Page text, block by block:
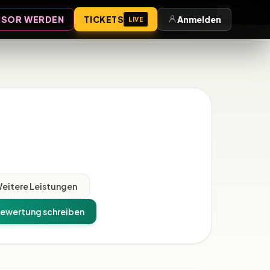
Anmelden
WERDEN TICKETS LIVE Anmelden
Leistungen
schreiben